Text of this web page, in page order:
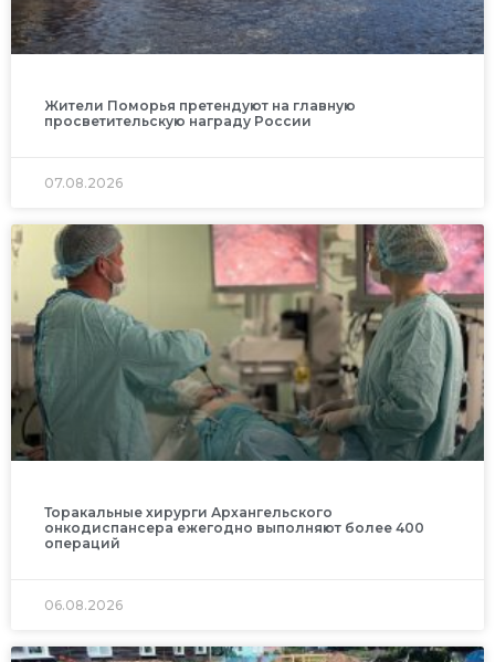
Жители Поморья претендуют на главную
просветительскую награду России
07.08.2026
Торакальные хирурги Архангельского
онкодиспансера ежегодно выполняют более 400
операций
06.08.2026